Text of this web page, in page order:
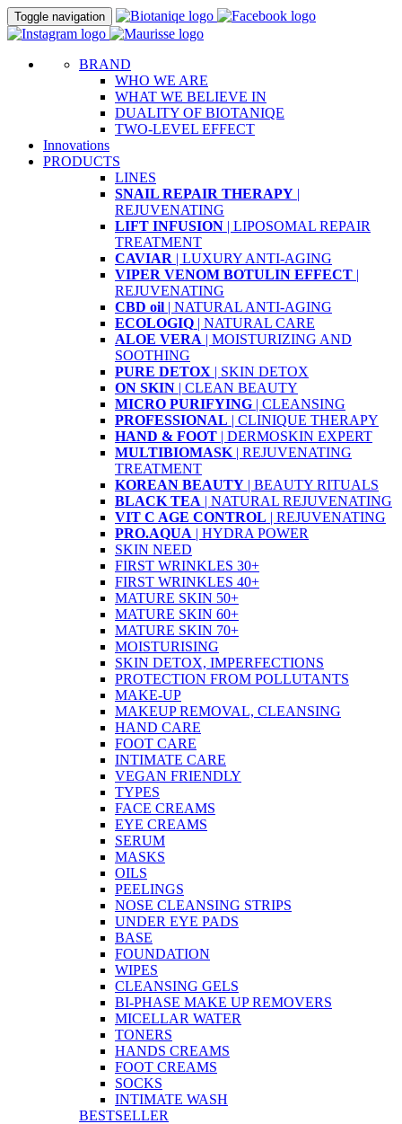
Toggle navigation
BRAND
WHO WE ARE
WHAT WE BELIEVE IN
DUALITY OF BIOTANIQE
TWO-LEVEL EFFECT
Innovations
PRODUCTS
LINES
SNAIL REPAIR THERAPY |
REJUVENATING
LIFT INFUSION | LIPOSOMAL REPAIR
TREATMENT
CAVIAR | LUXURY ANTI-AGING
VIPER VENOM BOTULIN EFFECT |
REJUVENATING
CBD oil | NATURAL ANTI-AGING
ECOLOGIQ | NATURAL CARE
ALOE VERA | MOISTURIZING AND
SOOTHING
PURE DETOX | SKIN DETOX
ON SKIN | CLEAN BEAUTY
MICRO PURIFYING | CLEANSING
PROFESSIONAL | CLINIQUE THERAPY
HAND & FOOT | DERMOSKIN EXPERT
MULTIBIOMASK | REJUVENATING
TREATMENT
KOREAN BEAUTY | BEAUTY RITUALS
BLACK TEA | NATURAL REJUVENATING
VIT C AGE CONTROL | REJUVENATING
PRO.AQUA | HYDRA POWER
SKIN NEED
FIRST WRINKLES 30+
FIRST WRINKLES 40+
MATURE SKIN 50+
MATURE SKIN 60+
MATURE SKIN 70+
MOISTURISING
SKIN DETOX, IMPERFECTIONS
PROTECTION FROM POLLUTANTS
MAKE-UP
MAKEUP REMOVAL, CLEANSING
HAND CARE
FOOT CARE
INTIMATE CARE
VEGAN FRIENDLY
TYPES
FACE CREAMS
EYE CREAMS
SERUM
MASKS
OILS
PEELINGS
NOSE CLEANSING STRIPS
UNDER EYE PADS
BASE
FOUNDATION
WIPES
CLEANSING GELS
BI-PHASE MAKE UP REMOVERS
MICELLAR WATER
TONERS
HANDS CREAMS
FOOT CREAMS
SOCKS
INTIMATE WASH
BESTSELLER